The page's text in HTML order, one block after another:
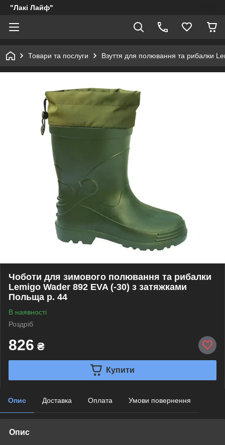
"Лакі Лайф"
Товари та послуги Взуття для полювання та рибалки
Чоботи для зимового полювання та рибалки
Lemigo Wader 892 EVA (-30) з затяжками
Польща р. 44
В наявності
Роздріб
826 ₴
Купити
Опис Доставка Оплата Умови повернення
Опис